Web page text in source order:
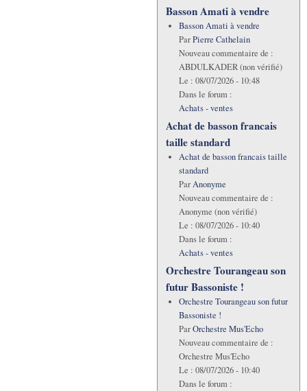
Basson Amati à vendre
Basson Amati à vendre
ParPierre Cathelain
Nouveau commentaire de :
ABDULKADER (non vérifié)
Le : 08/07/2026 - 10:48
Dans le forum :
Achats - ventes
Achat de basson francais
taille standard
Achat de basson francais taille
standard
ParAnonyme
Nouveau commentaire de :
Anonyme (non vérifié)
Le : 08/07/2026 - 10:40
Dans le forum :
Achats - ventes
Orchestre Tourangeau son
futur Bassoniste !
Orchestre Tourangeau son futur
Bassoniste !
ParOrchestre Mus'Echo
Nouveau commentaire de :
Orchestre Mus'Echo
Le : 08/07/2026 - 10:40
Dans le forum :